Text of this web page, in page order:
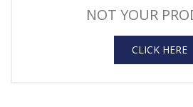
News
NOT YOUR
CLICK HERE